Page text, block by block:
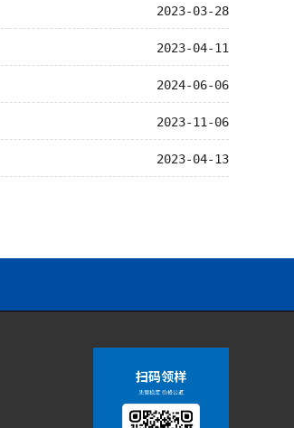
2023-03-28
2023-04-11
2024-06-06
2023-11-06
2023-04-13